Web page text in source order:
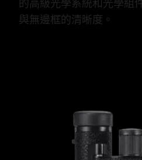
的高級光學系統和光學組
與無邊框的清晰度。